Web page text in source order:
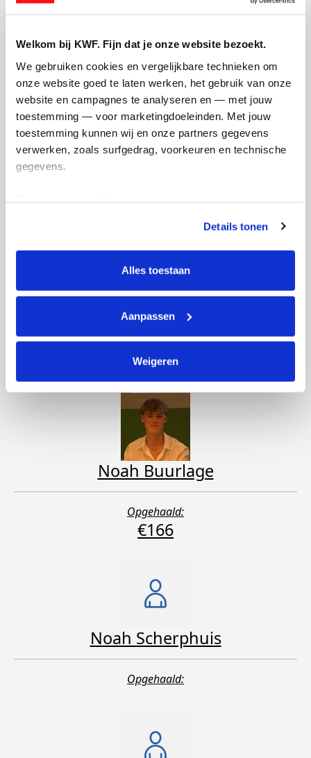
Welkom bij KWF. Fijn dat je onze website bezoekt.
We gebruiken cookies en vergelijkbare technieken om
onze website goed te laten werken, het gebruik van onze
website en campagnes te analyseren en — met jouw
toestemming — voor marketingdoeleinden. Met jouw
toestemming kunnen wij en onze partners gegevens
verwerken, zoals surfgedrag, voorkeuren en technische
gegevens.
tonen. Je kunt je toestemming op elk moment wijzigen of
intrekken via Cookie instellingen onderaan de pagina. De
lijst met cookies is te vinden in het tabblad “details”.
Details tonen
Alles toestaan
Aanpassen
Weigeren
Opgehaald:
Noah van der Wal Edgcomb
€1.713
Noa van Hemert
Opgehaald:
Noah Buurlage
Opgehaald:
€166
Noah Scherphuis
Opgehaald: